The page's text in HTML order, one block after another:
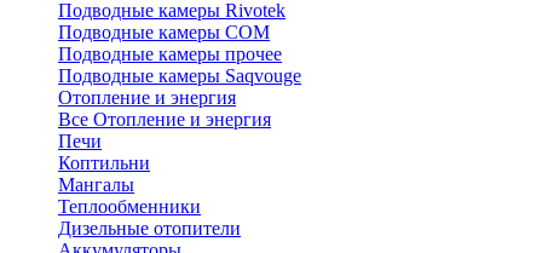
Подводные камеры Rivotek
Подводные камеры СОМ
Подводные камеры прочее
Подводные камеры Saqvouge
Отопление и энергия
Все Отопление и энергия
Печи
Коптильни
Мангалы
Теплообменники
Дизельные отопители